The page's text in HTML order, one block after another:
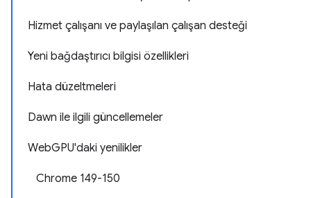
Hizmet çalışanı ve paylaşılan çalışan desteği
Yeni bağdaştırıcı bilgisi özellikleri
Hata düzeltmeleri
Dawn ile ilgili güncellemeler
WebGPU'daki yenilikler
Chrome 149-150